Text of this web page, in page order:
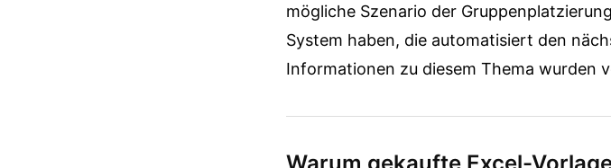
mögliche Szenario der
System haben, die automatisiert den
Informationen zu diesem Thema wurden
Warum gekaufte Excel-